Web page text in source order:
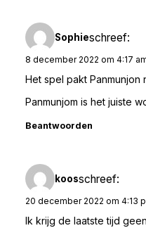
Sophieschreef:
8 december 2022 om 4:17
Het spel pakt Panmunjon
Panmunjom is het juiste
Beantwoorden
koosschreef:
20 december 2022 om 4:13
Ik krijg de laatste tijd